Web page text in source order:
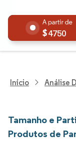
4750
Início Análise
Tamanho e
Produtos de